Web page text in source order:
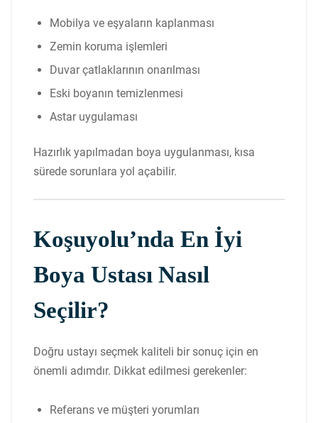
Mobilya ve eşyaların kaplanması
Zemin koruma işlemleri
Duvar çatlaklarının onarılması
Eski boyanın temizlenmesi
Astar uygulaması
Hazırlık yapılmadan boya uygulanması, kısa
sürede sorunlara yol açabilir.
Koşuyolu’nda En İyi
Boya Ustası Nasıl
Seçilir?
Doğru ustayı seçmek kaliteli bir sonuç için en
önemli adımdır. Dikkat edilmesi gerekenler:
Referans ve müşteri yorumları